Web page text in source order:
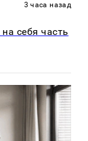
3 часа назад
себя часть